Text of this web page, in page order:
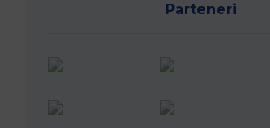
Parteneri